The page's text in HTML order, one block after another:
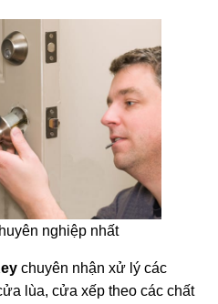
nghiệp nhất
chuyên nhận xử lý các
lùa, cửa xếp theo các chất